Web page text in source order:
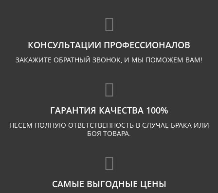
КОНСУЛЬТАЦИИ ПРОФЕССИОНАЛОВ
ЗАКАЖИТЕ ОБРАТНЫЙ ЗВОНОК, И МЫ ПОМОЖЕМ ВАМ!
ГАРАНТИЯ КАЧЕСТВА 100%
НЕСЕМ ПОЛНУЮ ОТВЕТСТВЕННОСТЬ В СЛУЧАЕ БРАКА ИЛИ
БОЯ ТОВАРА.
САМЫЕ ВЫГОДНЫЕ ЦЕНЫ